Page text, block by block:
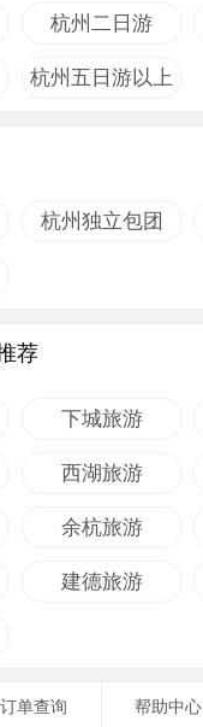
杭州二日游
杭州五日游以上
杭州独立包团
荐
下城旅游
西湖旅游
余杭旅游
建德旅游
订单查询 帮助中心